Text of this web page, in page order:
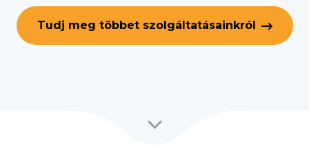
Tudj meg többet szolgáltatásainkról